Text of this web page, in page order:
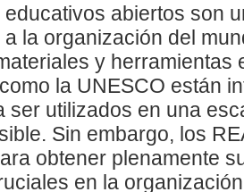
abiertos son
la organización del
y herramientas
la UNESCO están
ser utilizados en una
Sin embargo, los
obtener plenamente
en la